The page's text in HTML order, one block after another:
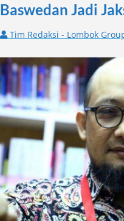
Baswedan Jadi
Tim Redaksi - Lombok